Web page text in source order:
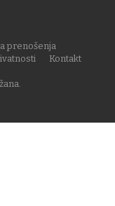
prenošenja
Kontakt